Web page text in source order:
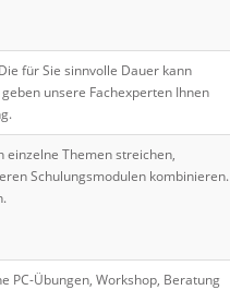
für Sie sinnvolle Dauer kann
unsere Fachexperten Ihnen
einzelne Themen streichen,
Schulungsmodulen kombinieren.
PC-Übungen, Workshop, Beratung